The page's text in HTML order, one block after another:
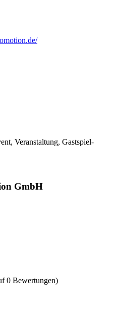
Veranstaltung, Gastspiel-
GmbH
0 Bewertungen)